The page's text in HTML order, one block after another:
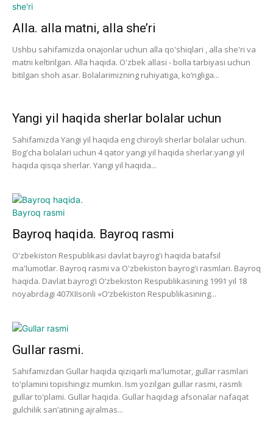
Alla. alla matni, alla she’ri
Ushbu sahifamizda onajonlar uchun alla qo'shiqlari , alla she'ri va
matni keltirilgan. Alla haqida. O'zbek allasi - bolla tarbiyasi uchun
bitilgan shoh asar. Bolalarimizning ruhiyatiga, ko‘ngliga...
Yangi yil haqida sherlar bolalar uchun
Sahifamizda Yangi yil haqida eng chiroyli sherlar bolalar uchun.
Bog'cha bolalari uchun 4 qator yangi yil haqida sherlar.yangi yil
haqida qisqa sherlar. Yangi yil haqida...
Bayroq haqida. Bayroq rasmi
O'zbekiston Respublikasi davlat bayrog'i haqida batafsil
ma'lumotlar. Bayroq rasmi va O'zbekiston bayrog'i rasmlari. Bayroq
haqida. Davlat bayrog‘i O‘zbekiston Respublikasining 1991 yil 18
noyabrdagi 407­XII­sonli «O‘zbekiston Respublikasining...
Gullar rasmi.
Sahifamizdan Gullar haqida qiziqarli ma'lumotar, gullar rasmlari
to'plamini topishingiz mumkin. Ism yozilgan gullar rasmi, rasmli
gullar to'plami. Gullar haqida. Gullar haqidagi afsonalar nafaqat
gulchilik san’atining ajralmas...